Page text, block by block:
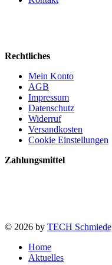
Rechtliches
Mein Konto
AGB
Impressum
Datenschutz
Widerruf
Versandkosten
Cookie Einstellungen
Zahlungsmittel
© 2026 by TECH Schmiede
Home
Aktuelles